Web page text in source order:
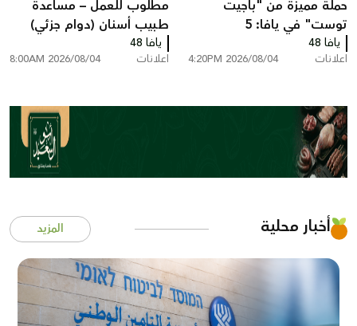
حملة مميزة من "باجيت
توست" في يافا: 5
ساندويشات باجيت مع...
يافا 48
اعلانات 2026/08/04 4:20PM
مطلوب للعمل – مساعدة
طبيب أسنان (دوام جزئي)
يافا 48
اعلانات 2026/08/04 8:00AM
أخبار محلية المزيد